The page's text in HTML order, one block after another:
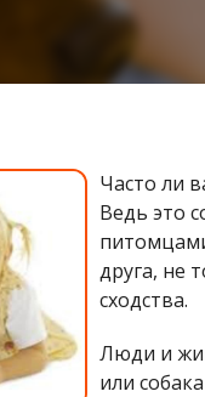
Часто ли
Ведь это
друга, не
сходства.
Люди и
или